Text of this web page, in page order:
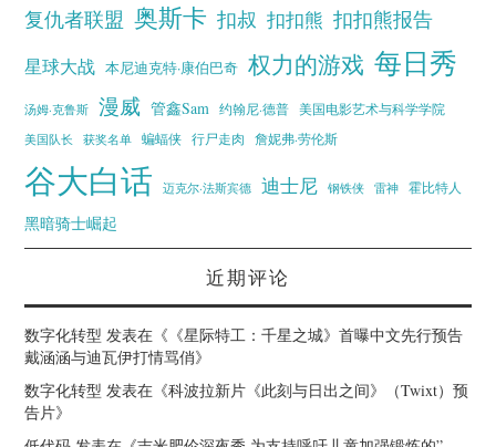
复仇者联盟 奥斯卡 扣叔 扣扣熊 扣扣熊报告
星球大战 本尼迪克特·康伯巴奇 权力的游戏 每日秀
汤姆·克鲁斯 漫威 管鑫Sam 约翰尼·德普
美国电影艺术与科学学院
美国队长
获奖名单 蝙蝠侠 行尸走肉 詹妮弗·劳伦斯
谷大白话 迈克尔·法斯宾德 迪士尼 钢铁侠 雷神 霍比特人
黑暗骑士崛起
近期评论
数字化转型 发表在《 《星际特工：千星之城》首曝中文先行预告
戴涵涵与迪瓦伊打情骂俏》
数字化转型 发表在《科波拉新片《此刻与日出之间》（Twixt）预
告片》